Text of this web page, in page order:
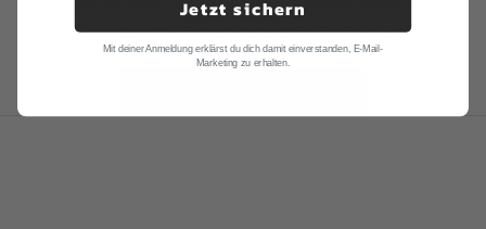
Deines Begleiters ab. Ob als Brautgürtel oder einfach als
farbigen Eyecatcher, man erkennt sofort, dass Ihr
zusammengehört.
Jetzt sichern
Mit deiner Anmeldung erklärst du dich damit einverstanden, E-Mail-
Marketing zu erhalten.